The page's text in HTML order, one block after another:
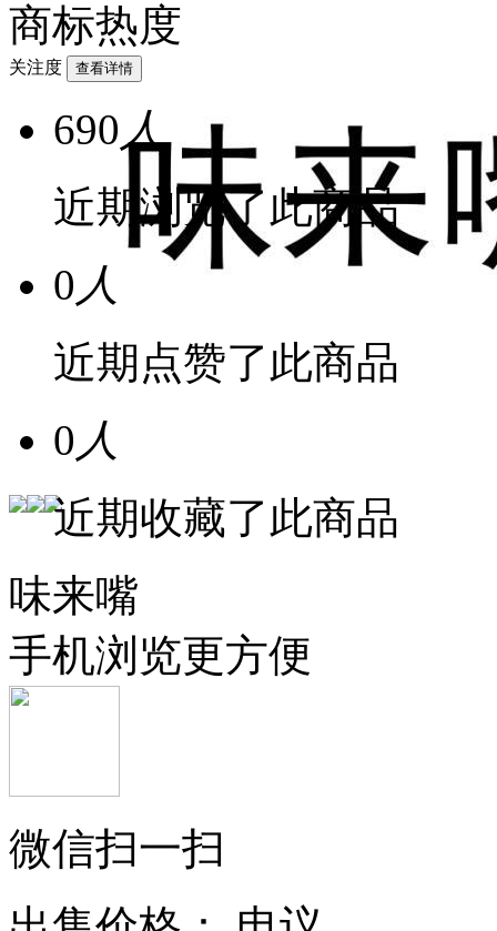
商标热度
关注度 查看详情
690 人
近期浏览了此商品
0 人
近期点赞了此商品
0 人
近期收藏了此商品
味来嘴
手机浏览更方便
微信扫一扫